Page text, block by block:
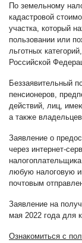
По земельному
кадастровой
участка, который
пользовании или
льготных
Российской
Беззаявительный
пенсионеров,
действий, лиц,
а также
Заявление о
через интернет-
любую налоговую
почтовым
Заявление на
мая 2022 года для
Ознакомиться с